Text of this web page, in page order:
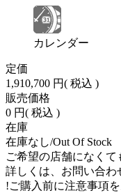
カレンダー
定価
1,910,700 円( 税込 )
販売価格
0 円( 税込 )
在庫
在庫なし/Out Of Stock
ご希望の店舗になくて
詳しくは、お問い合わ
!ご購入前に注意事項